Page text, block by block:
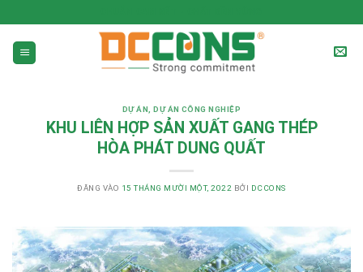
DỰ ÁN ,DỰ ÁN CÔNG NGHIỆP
KHU LIÊN HỢP SẢN XUẤT GANG THÉP
HÒA PHÁT DUNG QUẤT
ĐĂNG VÀO 15 THÁNG MƯỜI MỘT, 2022 BỞI DCCONS